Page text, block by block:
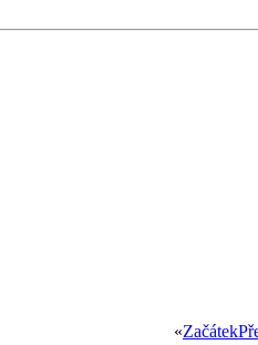
«Začátek